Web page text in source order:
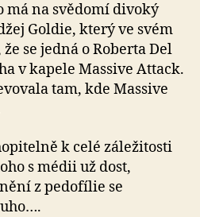
má na svědomí divoký
Goldie, který ve svém
se jedná o Roberta Del
v kapele Massive Attack.
tam, kde Massive
k celé záležitosti
s médii už dost,
z pedofílie se